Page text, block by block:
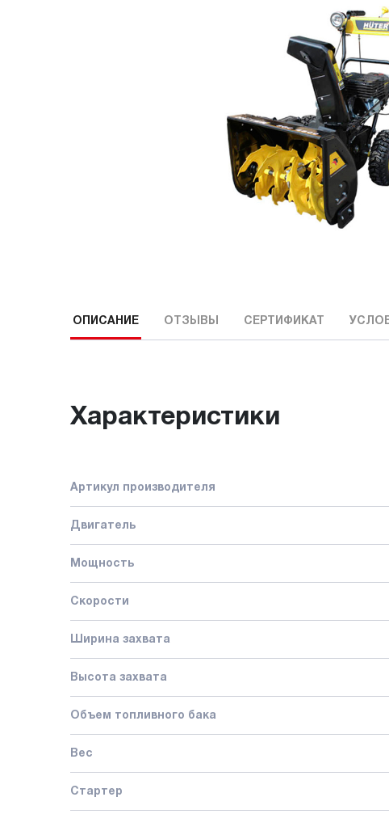
ОПИСАНИЕ ОТЗЫВЫ СЕРТИФИКАТ
Характеристики
Артикул производителя
Двигатель
Мощность
Скорости
Ширина захвата
Высота захвата
Объем топливного бака
Вес
Стартер